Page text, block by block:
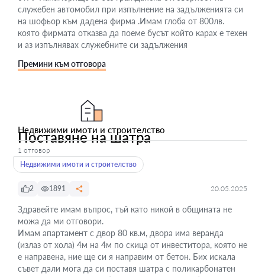
служебен автомобил при изпълнение на задълженията си
на шофьор към дадена фирма .Имам глоба от 800лв.
която фирмата отказва да поеме бусът който карах е техен
и аз изпълнявах служебните си задължения
Премини към отговора
Недвижими имоти и строителство
Поставяне на шатра
1 отговор
Недвижими имоти и строителство
2 1891 20.05.2025
Здравейте имам въпрос, тъй като никой в общината не
можа да ми отговори.
Имам апартамент с двор 80 кв.м, двора има веранда
(излаз от хола) 4м на 4м по скица от инвеститора, която не
е направена, ние ще си я направим от бетон. Бих искала
съвет дали мога да си поставя шатра с поликарбонатен